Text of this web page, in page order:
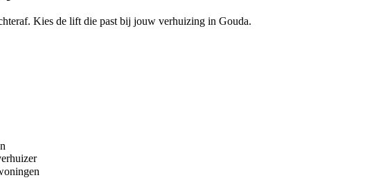
Kies de lift die past bij jouw verhuizing in Gouda.